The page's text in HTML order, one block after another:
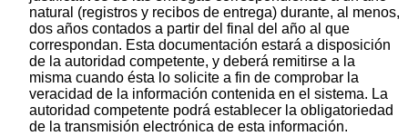
natural (registros y recibos de entrega) durante, al menos,
dos años contados a partir del final del año al que
correspondan. Esta documentación estará a disposición
de la autoridad competente, y deberá remitirse a la
misma cuando ésta lo solicite a fin de comprobar la
veracidad de la información contenida en el sistema. La
autoridad competente podrá establecer la obligatoriedad
de la transmisión electrónica de esta información.